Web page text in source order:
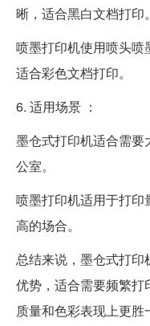
晰，适合黑白文档打印。
喷墨打印机使用喷头喷
适合彩色文档打印。
6. 适用场景 ：
墨仓式打印机适合需
公室。
喷墨打印机适用于打
高的场合。
总结来说，墨仓式打
优势，适合需要频繁
质量和色彩表现上更